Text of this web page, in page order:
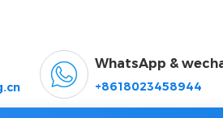
WhatsApp &
+8618023458944